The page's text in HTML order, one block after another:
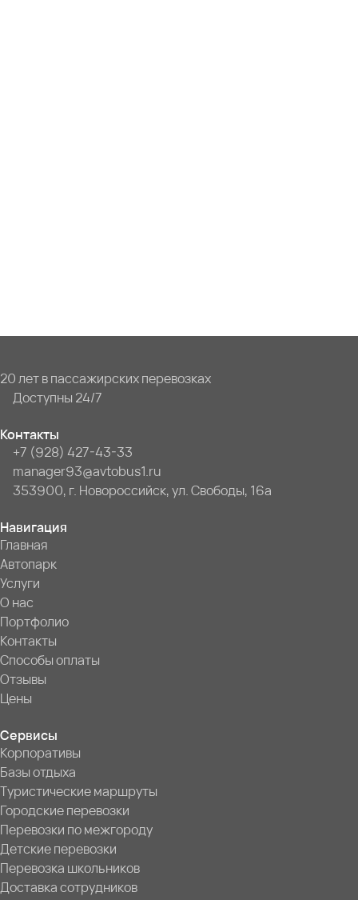
20 лет в пассажирских перевозках
Доступны 24/7
Контакты
+7 (928) 427-43-33
manager93@avtobus1.ru
353900, г. Новороссийск, ул. Свободы, 16а
Навигация
Главная
Автопарк
Услуги
О нас
Портфолио
Контакты
Способы оплаты
Отзывы
Цены
Сервисы
Корпоративы
Базы отдыха
Туристические маршруты
Городские перевозки
Перевозки по межгороду
Детские перевозки
Перевозка школьников
Доставка сотрудников